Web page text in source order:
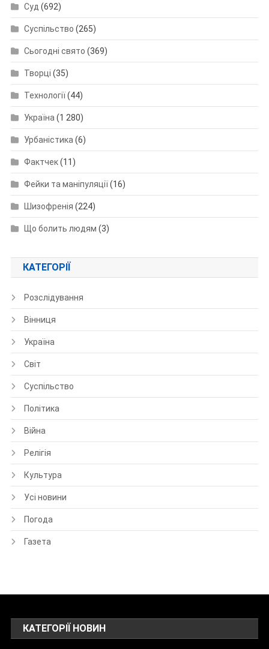
Суд (692)
Суспільство (265)
Сьогодні свято (369)
Творці (35)
Технології(44)
Україна(1 280)
Урбаністика(6)
Фактчек(11)
Фейки та маніпуляції(16)
Шизофренія (224)
Що болить людям (3)
КАТЕГОРІЇ
Розслідування
Вінниця
Україна
Світ
Суспільство
Політика
Війна
Релігія
Культура
Усі новини
Погода
Газета
КАТЕГОРІЇ НОВИН